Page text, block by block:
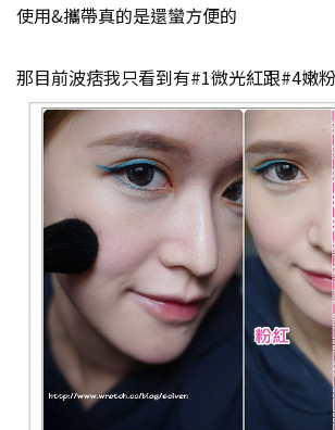
使用&攜帶真的是還蠻方便的
那目前波痞我只看到有#1微光紅跟#4嫩